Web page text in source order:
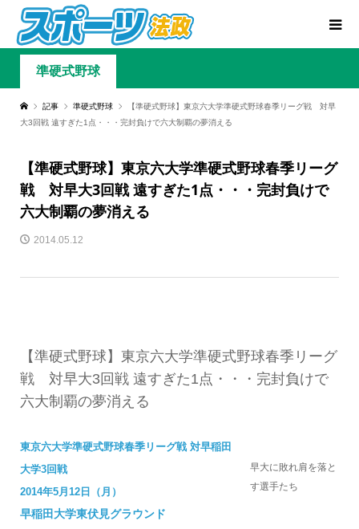
準硬式野球
記事 準硬式野球
【準硬式野球】東京六大学準硬式野球春季リーグ戦 対早
大3回戦 遠すぎた1点・・・完封負けで六大制覇の夢消える
【準硬式野球】東京六大学準硬式野球春季リーグ
戦 対早大3回戦 遠すぎた1点・・・完封負けで
六大制覇の夢消える
2014.05.12
【準硬式野球】東京六大学準硬式野球春季リーグ
戦 対早大3回戦 遠すぎた1点・・・完封負けで
六大制覇の夢消える
東京六大学準硬式野球春季リーグ戦 対早稲田
大学3回戦
2014年5月12日（月）
早稲田大学東伏見グラウンド
早大に敗れ肩を落と
す選手たち